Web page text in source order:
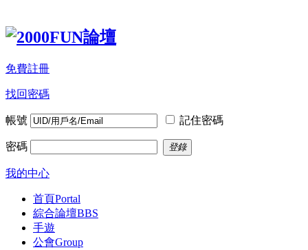
免費註冊
找回密碼
帳號 記住密碼
密碼 登錄
我的中心
首頁Portal
綜合論壇BBS
手遊
公會Group